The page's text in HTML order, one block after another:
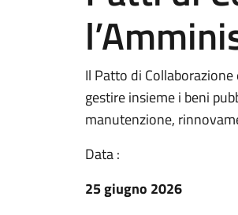
Il Patto di
gestire insieme i beni
manutenzione,
Data :
25 giugno 2026